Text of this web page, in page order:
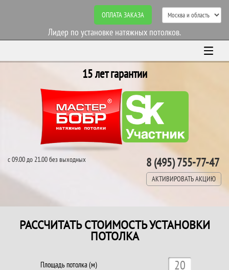
ОПЛАТА ЗАКАЗА
Лидер по установке натяжных потолков.
15 лет гарантии
с 09.00 до 21.00 без выходных 8 (495) 755-77-47
АКТИВИРОВАТЬ АКЦИЮ
РАССЧИТАТЬ СТОИМОСТЬ УСТАНОВКИ
ПОТОЛКА
Площадь потолка (м)